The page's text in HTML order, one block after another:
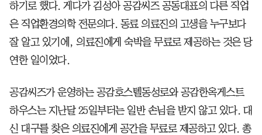
하기로 했다. 게다가 김성아 공감씨즈 공동대표의 다른 직업
은 직업환경의학 전문의다. 동료 의료진의 고생을 누구보다
잘 알고 있기에, 의료진에게 숙박을 무료로 제공하는 것은 당
연한 일이었다.
공감씨즈가 운영하는 공감호스텔동성로와 공감한옥게스트
하우스는 지난달 25일부터는 일반 손님을 받지 않고 있다. 대
신 대구를 찾은 의료진에게 공간을 무료로 제공하고 있다. 총